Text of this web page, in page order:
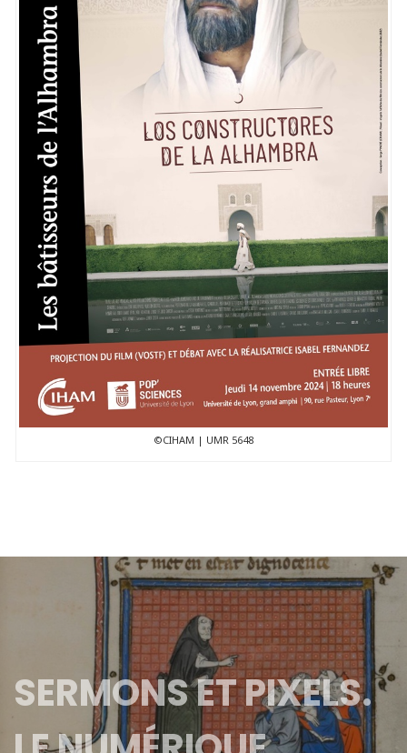
©CIHAM | UMR 5648
SERMONS ET PIXELS.